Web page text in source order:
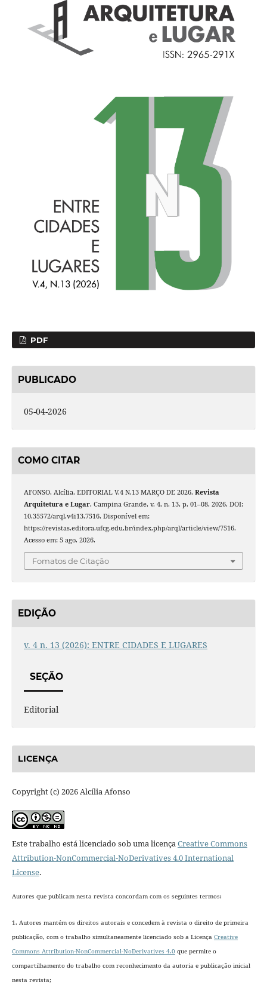
PDF
PUBLICADO
05-04-2026
COMO CITAR
AFONSO, Alcília. EDITORIAL V.4 N.13 MARÇO DE 2026. Revista
Arquitetura e Lugar, Campina Grande, v. 4, n. 13, p. 01–08, 2026. DOI:
10.35572/arql.v4i13.7516. Disponível em:
https://revistas.editora.ufcg.edu.br/index.php/arql/article/view/7516.
Acesso em: 5 ago. 2026.
Fomatos de Citação
EDIÇÃO
v. 4 n. 13 (2026): ENTRE CIDADES E LUGARES
SEÇÃO
Editorial
LICENÇA
Copyright (c) 2026 Alcília Afonso
Este trabalho está licenciado sob uma licença Creative Commons
Attribution-NonCommercial-NoDerivatives 4.0 International
License.
Autores que publicam nesta revista concordam com os seguintes termos:
1. Autores mantém os direitos autorais e concedem à revista o direito de primeira
publicação, com o trabalho simultaneamente licenciado sob a Licença Creative
Commons Attribution-NonCommercial-NoDerivatives 4.0 que permite o
compartilhamento do trabalho com reconhecimento da autoria e publicação inicial
nesta revista;